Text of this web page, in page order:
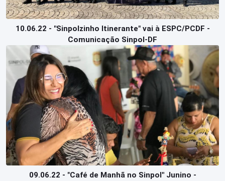
10.06.22 - "Sinpolzinho Itinerante" vai à ESPC/PCDF -
Comunicação Sinpol-DF
09.06.22 - "Café de Manhã no Sinpol" Junino -